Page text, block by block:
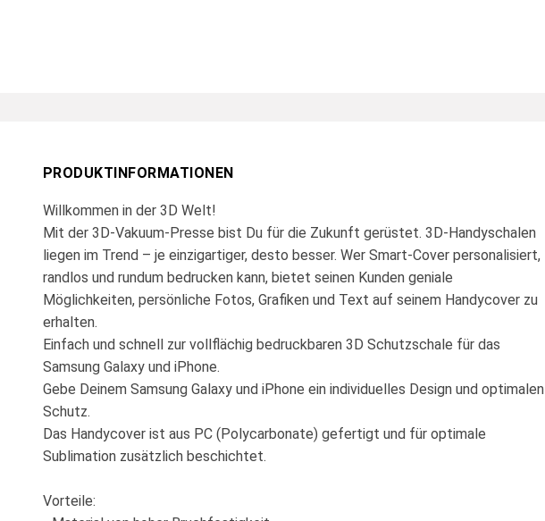
PRODUKTINFORMATIONEN
Willkommen in der 3D Welt!
Mit der 3D-Vakuum-Presse bist Du für die Zukunft gerüstet. 3D-Handyschalen
liegen im Trend – je einzigartiger, desto besser. Wer Smart-Cover personalisiert,
randlos und rundum bedrucken kann, bietet seinen Kunden geniale
Möglichkeiten, persönliche Fotos, Grafiken und Text auf seinem Handycover zu
erhalten.
Einfach und schnell zur vollflächig bedruckbaren 3D Schutzschale für das
Samsung Galaxy und iPhone.
Gebe Deinem Samsung Galaxy und iPhone ein individuelles Design und optimalen
Schutz.
Das Handycover ist aus PC (Polycarbonate) gefertigt und für optimale
Sublimation zusätzlich beschichtet.
Vorteile: